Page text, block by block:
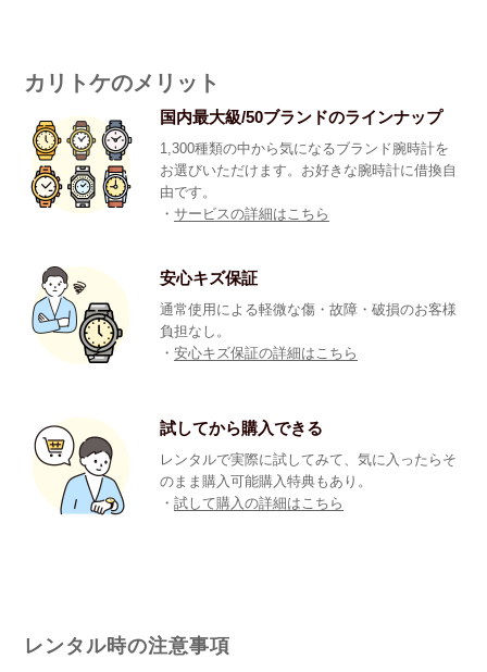
カリトケのメリット
国内最大級/50ブランドのラインナップ
1,300種類の中から気になるブランド腕時計を
お選びいただけます。お好きな腕時計に借換自
由です。
・サービスの詳細はこちら
安心キズ保証
通常使用による軽微な傷・故障・破損のお客様
負担なし。
・安心キズ保証の詳細はこちら
試してから購入できる
レンタルで実際に試してみて、気に入ったらそ
のまま購入可能購入特典もあり。
・試して購入の詳細はこちら
レンタル時の注意事項